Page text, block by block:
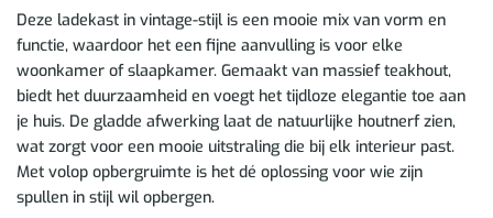
Deze ladekast in vintage-stijl is een mooie mix van vorm en
functie, waardoor het een fijne aanvulling is voor elke
woonkamer of slaapkamer. Gemaakt van massief teakhout,
biedt het duurzaamheid en voegt het tijdloze elegantie toe aan
je huis. De gladde afwerking laat de natuurlijke houtnerf zien,
wat zorgt voor een mooie uitstraling die bij elk interieur past.
Met volop opbergruimte is het dé oplossing voor wie zijn
spullen in stijl wil opbergen.